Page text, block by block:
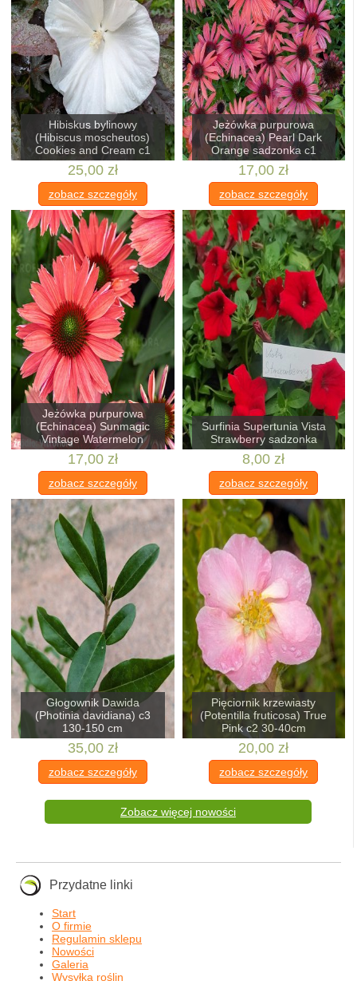
Hibiskus bylinowy
(Hibiscus moscheutos)
Cookies and Cream c1
25,00 zł
zobacz szczegóły
Jeżówka purpurowa
(Echinacea) Pearl Dark
Orange sadzonka c1
17,00 zł
zobacz szczegóły
Jeżówka purpurowa
(Echinacea) Sunmagic
Vintage Watermelon
17,00 zł
zobacz szczegóły
Surfinia Supertunia Vista
Strawberry sadzonka
8,00 zł
zobacz szczegóły
Głogownik Dawida
(Photinia davidiana) c3
130-150 cm
35,00 zł
zobacz szczegóły
Pięciornik krzewiasty
(Potentilla fruticosa) True
Pink c2 30-40cm
20,00 zł
zobacz szczegóły
Zobacz więcej nowości
Przydatne linki
Start
O firmie
Regulamin sklepu
Nowości
Galeria
Wysyłka roślin